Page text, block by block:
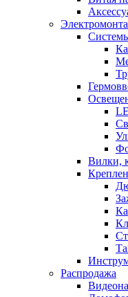
Вилки,
Распродажа